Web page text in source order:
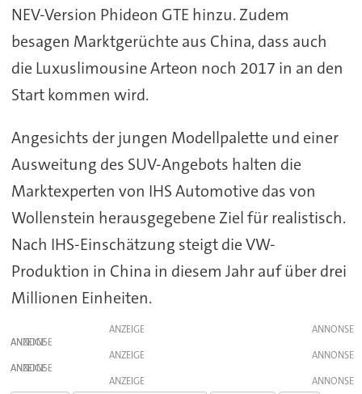
NEV-Version Phideon GTE hinzu. Zudem
besagen Marktgerüchte aus China, dass auch
die Luxuslimousine Arteon noch 2017 in an den
Start kommen wird.
Angesichts der jungen Modellpalette und einer
Ausweitung des SUV-Angebots halten die
Marktexperten von IHS Automotive das von
Wollenstein herausgegebene Ziel für realistisch.
Nach IHS-Einschätzung steigt die VW-
Produktion in China in diesem Jahr auf über drei
Millionen Einheiten.
ANZEIGE
ANZEIGE
ANZEIGE
ANZEIGE
ANZEIGE